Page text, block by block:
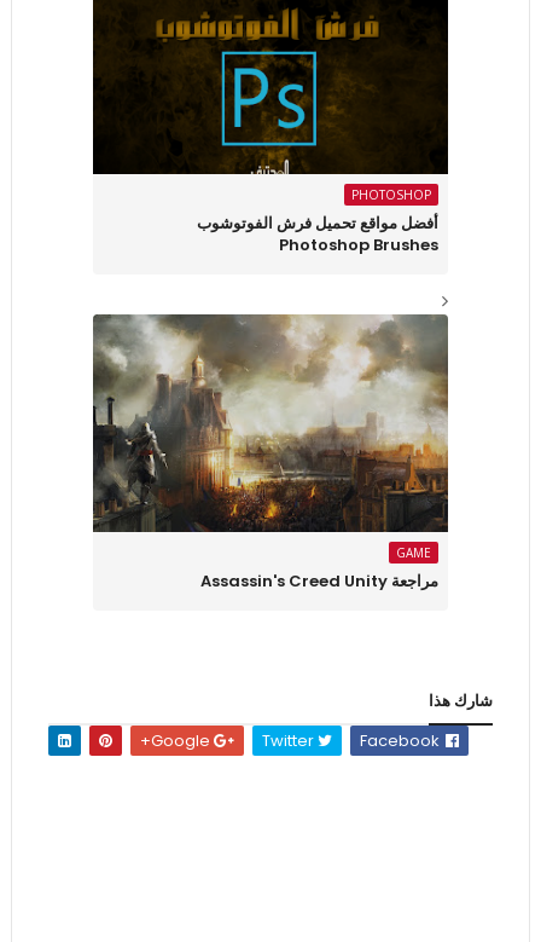
PHOTOSHOP
أفضل مواقع تحميل فرش الفوتوشوب
Photoshop Brushes
GAME
مراجعة Assassin's Creed Unity
شارك هذا
Twitter